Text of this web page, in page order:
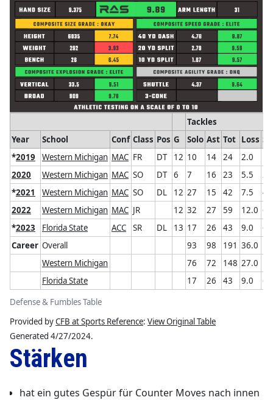
Defense & Fumbles Table
Tackles
Year
School Conf Class Pos G Solo Ast Tot Loss Sk
*2019 Western Michigan MAC FR DT 12 10 14 24 2.0
2020
Western Michigan MAC SO DT 6 7 16 23 5.5
*2021 Western Michigan MAC SO DL 12 27 15 42 7.5
2022
Western Michigan MAC JR 12 32 27 59 12.0
*2023 Florida State ACC SR DL 13 17 26 43 9.0
Career Overall 93 98 191 36.0
Western Michigan
76 72 148 27.0
Florida State
17 26 43 9.0
Provided byCFB at Sports Reference: View Original Table
Generated 4/27/2024.
Stärken
hat ein gutes Gespür für Counter Moves nach innen